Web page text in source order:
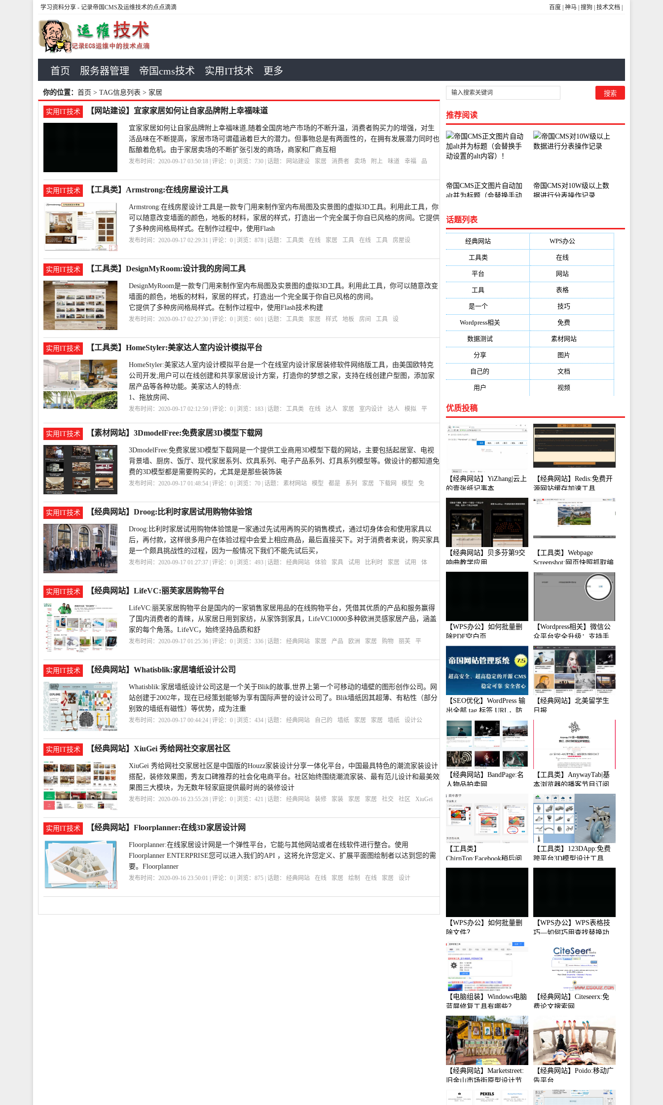
百度 神马 搜狗 技术文档
学习资料分享 - 记录帝国CMS及运维技术的点点滴滴
首页 服务器管理 帝国cms技术 实用IT技术 更多
你的位置： 首页 > TAG信息列表 > 家居
实用IT技术 【网站建设】宜家家居如何让自家品牌附上幸福味道
宜家家居如何让自家品牌附上幸福味道,随着全国房地产市场的不断升温，消费者购买力的增强，对生
活品味在不断提高，家居市场可谓蕴涵着巨大的潜力。但事物总是有两面性的，在拥有发展潜力同时也
酝酿着危机。由于家居卖场的不断扩张引发的商场，商家和厂商互相
发布时间：2020-09-17 03:50:18 | 评论：0 | 浏览： 730 | 话题： 网站建设 家居 消费者 卖场 附上 味道 幸福
品
实用IT技术 【工具类】Armstrong:在线房屋设计工具
Armstrong:在线房屋设计工具是一款专门用来制作室内布局图及实景图的虚拟3D工具。利用此工具，你
可以随意改变墙面的颜色，地板的材料，家居的样式，打造出一个完全属于你自已风格的房间。它提供
了多种房间格局样式。在制作过程中，使用Flash
发布时间：2020-09-17 02:29:31 | 评论：0 | 浏览：878 | 话题： 工具类 在线 家居 工具 在线 工具
房屋设
实用IT技术 【工具类】DesignMyRoom:设计我的房间工具
DesignMyRoom是一款专门用来制作室内布局图及实景图的虚拟3D工具。利用此工具，你可以随意改变
墙面的颜色，地板的材料，家居的样式，打造出一个完全属于你自已风格的房间。
它提供了多种房间格局样式。在制作过程中，使用Flash技术构建
发布时间：2020-09-17 02:27:30 | 评论：0 | 浏览：601 | 话题： 工具类 家居 样式 地板 房间 工具
设
实用IT技术 【工具类】HomeStyler:美家达人室内设计模拟平台
HomeStyler:美家达人室内设计模拟平台是一个在线室内设计家居装修软件网络版工具，由美国欧特克
公司开发;用户可以在线创建和共享家居设计方案，打造你的梦想之家，支持在线创建户型图，添加家
居产品等各种功能。美家达人的特点:
1、拖放房间、
发布时间：2020-09-17 02:12:59 | 评论：0 | 浏览： 183 | 话题： 工具类 在线 达人 家居 室内设计 达人 模拟
平
台
HomeStyler
实用IT技术 【素材网站】3DmodelFree:免费家居3D模型下载网
3DmodelFree:免费家居3D模型下载网是一个提供工业商用3D模型下载的网站，主要包括起居室、电视
背景墙、厨房、饭厅、现代家居系列、炊具系列、电子产品系列、灯具系列模型等。做设计的都知道免
费的3D模型都是需要购买的，尤其是是那些装饰装
发布时间：2020-09-17 01:48:54 | 评论：0 | 浏览： 70 | 话题： 素材网站 模型 都是 系列 家居 下载网 模型
免
实用IT技术 【经典网站】Droog:比利时家居试用购物体验馆
Droog:比利时家居试用购物体验馆是一家通过先试用再购买的销售模式，通过切身体会和使用家具以
后，再付款，这样很多用户在体验过程中会爱上相应商品，最后直接买下。对于消费者来说，购买家具
是一个颇具挑战性的过程，因为一般情况下我们不能先试后买，
发布时间：2020-09-17 01:27:37 | 评论：0 | 浏览：493 | 话题： 经典网站 体验 家具 试用 比利时 家居 试用
体
实用IT技术 【经典网站】LifeVC:丽芙家居购物平台
LifeVC:丽芙家居购物平台是国内的一家销售家居用品的在线购物平台，凭借其优质的产品和服务赢得
了国内消费者的青睐，从家居日用到家纺，从家饰到家具，LifeVC10000多种欧洲灵感家居产品，涵盖
家的每个角落。LifeVC，始终坚持品质和舒
发布时间：2020-09-17 01:25:36 | 评论：0 | 浏览：336 | 话题： 经典网站 家居 产品 欧洲 家居 购物 丽芙
平
实用IT技术 【经典网站】Whatisblik:家居墙纸设计公司
Whatisblik:家居墙纸设计公司这是一个关于Blik的故事,世界上第一个可移动的墙壁的图形创作公司。网
站创建于2002年，现在已经策划能够为享有国际声誉的设计公司了。Blik墙纸因其超薄、有粘性（部分
别致的墙纸有磁性）等优势，成为注重
发布时间：2020-09-17 00:44:24 | 评论：0 | 浏览：434 | 话题： 经典网站 自己的 墙纸 家居 家居 墙纸
设计公
实用IT技术 【经典网站】XiuGei 秀给网社交家居社区
XiuGei 秀给网社交家居社区是中国版的Houzz家装设计分享一体化平台，中国最具特色的潮流家装设计
搭配，装修效果图，秀友口碑推荐的社会化电商平台。社区始终围绕潮流家装、最有范儿设计和最美效
果图三大模块，为无数年轻家庭提供最时尚的装修设计
发布时间：2020-09-16 23:55:28 | 评论：0 | 浏览：421 | 话题： 经典网站 装修 家装 家居 家居 社交 社区 XiuGei
实用IT技术 【经典网站】Floorplanner:在线3D家居设计网
Floorplanner:在线家居设计网是一个弹性平台，它能与其他网站或者在线软件进行整合。使用
Floorplanner ENTERPRISE您可以进入我们的API ，这将允许您定义、扩展平面图绘制者以达到您的需
要。Floorplanner
发布时间：2020-09-16 23:50:01 | 评论：0 | 浏览：875 | 话题： 经典网站 在线 家居 绘制 在线 家居
设计
推荐阅读
帝国CMS正文图片自动加
alt并为标题（会替换手动
帝国CMS对10W级以上数
据进行分表操作记录
话题列表
经典网站 WPS办公(2513)
工具类(1994) 在线(1987)
平台 网站(1170)
工具 表格(1052)
是一个(1026) 技巧
Wordpress相关(851) 免费
数据测试(788) 素材网站
分享(676) 图片
自己的 文档
用户 视频
优质投稿
【经典网站】YiZhang|云上
的壹张纸记事本
【经典网站】Redis:免费开
源网站缓存加速工具
【经典网站】贝多芬第9交
响曲教学应用
【工具类】Webpage
Screenshot:网页快照抓取编
辑工具
【WPS办公】如何批量删
除PDF空白页
【Wordpress相关】微信公
众平台安全升级：支持手
机保护
【SEO优化】WordPress 输
出全部 tag 标签 URL，防
止中文转码
【经典网站】北美留学生
日报
【经典网站】BandPage:名
人物品拍卖网
【工具类】AnywayTab|基
本浏览器的播客节目订阅
【工具类】
ChirpTop:Facebook稍后阅
读工具
【工具类】123DApp:免费
跨平台3D模型设计工具
【WPS办公】如何批量删
除文件？
【WPS办公】WPS表格技
巧—如何巧用查找替换功
【电脑组装】Windows电脑
蓝屏修复工具有哪些？
【经典网站】Citeseerx:免
费论文搜索网
【经典网站】Marketstreet:
旧金山市场街原型设计节
【经典网站】Poido:移动广
告平台